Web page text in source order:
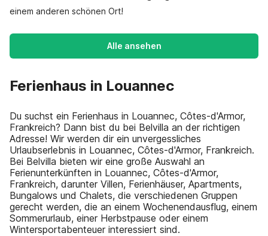
einem anderen schönen Ort!
Alle ansehen
Ferienhaus in Louannec
Du suchst ein Ferienhaus in Louannec, Côtes-d'Armor,
Frankreich? Dann bist du bei Belvilla an der richtigen
Adresse! Wir werden dir ein unvergessliches
Urlaubserlebnis in Louannec, Côtes-d'Armor, Frankreich.
Bei Belvilla bieten wir eine große Auswahl an
Ferienunterkünften in Louannec, Côtes-d'Armor,
Frankreich, darunter Villen, Ferienhäuser, Apartments,
Bungalows und Chalets, die verschiedenen Gruppen
gerecht werden, die an einem Wochenendausflug, einem
Sommerurlaub, einer Herbstpause oder einem
Wintersportabenteuer interessiert sind.